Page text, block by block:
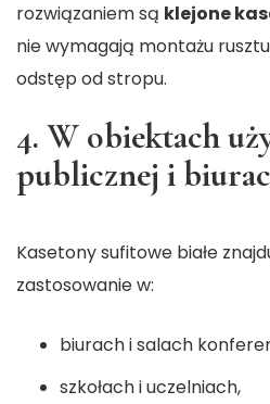
rozwiązaniem są klejone
nie wymagają montażu
odstęp od stropu.
4. W obiektach
publicznej i
Kasetony sufitowe białe
zastosowanie w:
biurach i salach
szkołach i uczelniach,